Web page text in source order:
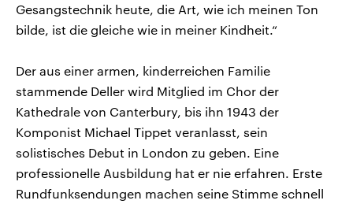
Gesangstechnik heute, die Art, wie ich meinen Ton
bilde, ist die gleiche wie in meiner Kindheit.“
Der aus einer armen, kinderreichen Familie
stammende Deller wird Mitglied im Chor der
Kathedrale von Canterbury, bis ihn 1943 der
Komponist Michael Tippet veranlasst, sein
solistisches Debut in London zu geben. Eine
professionelle Ausbildung hat er nie erfahren. Erste
Rundfunksendungen machen seine Stimme schnell